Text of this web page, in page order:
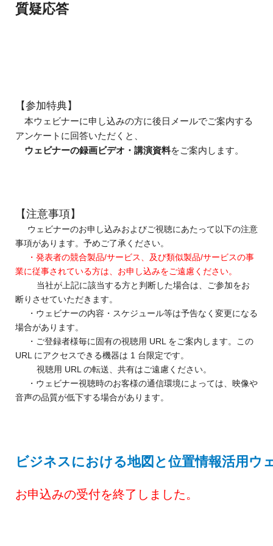
質疑応答
【参加特典】
本ウェビナーに申し込みの方に後日メールでご案内する
アンケートに回答いただくと、
ウェビナーの録画ビデオ・講演資料をご案内します。
【注意事項】
ウェビナーのお申し込みおよびご視聴にあたって以下の注意
事項があります。予めご了承ください。
・発表者の競合製品/サービス、及び類似製品/サービスの事
業に従事されている方は、お申し込みをご遠慮ください。
当社が上記に該当する方と判断した場合は、ご参加をお
断りさせていただきます。
・ウェビナーの内容・スケジュール等は予告なく変更になる
場合があります。
・ご登録者様毎に固有の視聴用 URL をご案内します。この
URL にアクセスできる機器は 1 台限定です。
視聴用 URL の転送、共有はご遠慮ください。
・ウェビナー視聴時のお客様の通信環境によっては、映像や
音声の品質が低下する場合があります。
ビジネスにおける地図と位置情報活用
お申込みの受付を終了しました。